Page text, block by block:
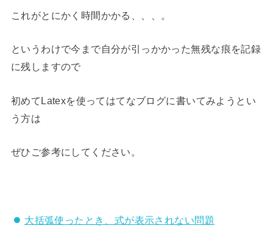
これがとにかく時間かかる、、、。
というわけで今まで自分が引っかかった無残な痕を記録
に残しますので
初めてLatexを使ってはてなブログに書いてみようとい
う方は
ぜひご参考にしてください。
大括弧使ったとき、式が表示されない問題